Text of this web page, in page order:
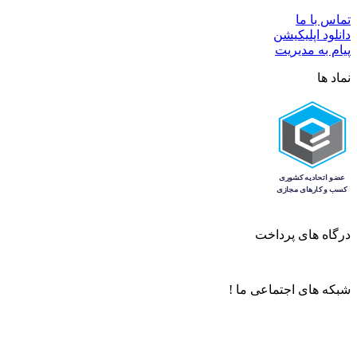
تماس با ما
دانلود اپلیکیشن
پیام به مدیریت
نماد ها
درگاه های پرداخت
شبکه های اجتماعی ما !